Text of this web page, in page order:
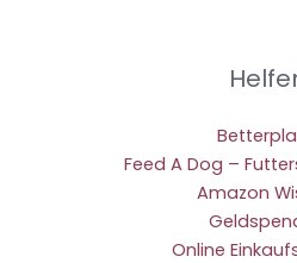
Feed A Dog –
Amazon
Online